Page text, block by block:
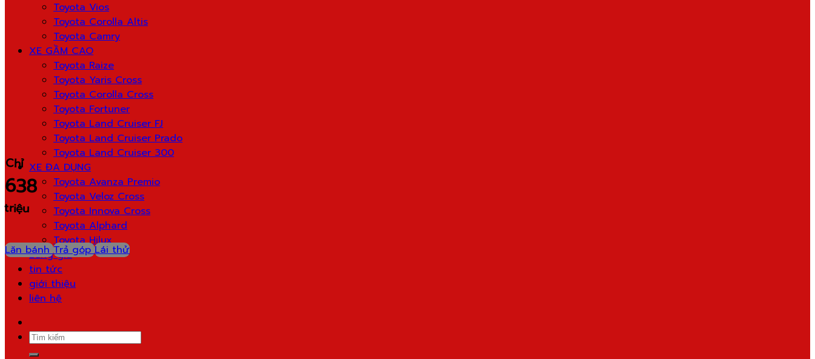
Toyota Vios
Toyota Corolla Altis
Toyota Camry
XE GẦM CAO
Toyota Raize
Toyota Yaris Cross
Toyota Corolla Cross
Toyota Fortuner
Toyota Land Cruiser FJ
Toyota Land Cruiser Prado
Toyota Land Cruiser 300
XE ĐA DỤNG
Toyota Avanza Premio
Toyota Veloz Cross
Toyota Innova Cross
Toyota Alphard
Toyota Hilux
Bảng giá
tin tức
giới thiệu
liên hệ
Search
for:
Chỉ
638
triệu
Lăn bánh Trả góp Lái thử